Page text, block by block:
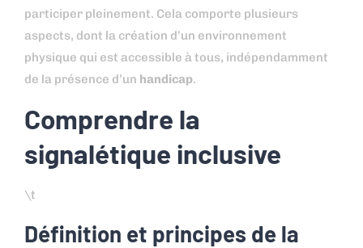
participer pleinement. Cela comporte plusieurs
aspects, dont la création d’un environnement
physique qui est accessible à tous, indépendamment
de la présence d’un handicap.
Comprendre la
signalétique inclusive
\t
Définition et principes de la